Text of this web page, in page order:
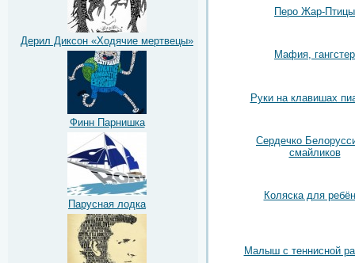
Дерил Диксон «Ходячие мертвецы»
Финн Парнишка
Парусная лодка
Перо Жар-Птицы
Мафия, гангстер
Руки на клавишах
Сердечко
смайликов
Коляска для
Малыш с теннисной